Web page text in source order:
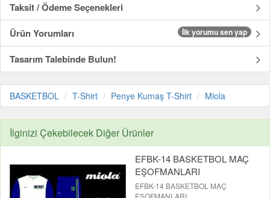
Taksit / Ödeme Seçenekleri
Ürün Yorumları
İlk yorumu sen yap
Tasarım Talebinde Bulun!
BASKETBOL T-Shirt Penye Kumaş T-Shirt Miola
İlginizi Çekebilecek Diğer Ürünler
EFBK-14 BASKETBOL MAÇ
EŞOFMANLARI
EFBK-14 BASKETBOL MAÇ
EŞOFMANLARI